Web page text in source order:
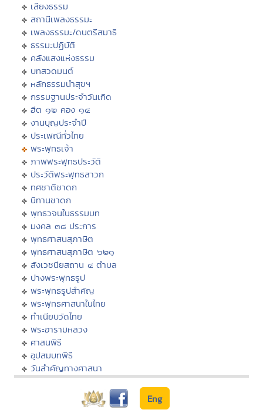
เสียงธรรม
สถานีเพลงธรรมะ
เพลงธรรมะ/ดนตรีสมาธิ
ธรรมะปฏิบัติ
คลังแสงแห่งธรรม
บทสวดมนต์
หลักธรรมนำสุขฯ
กรรมฐานประจำวันเกิด
ฮีต ๑๒ คอง ๑๔
งานบุญประจำปี
ประเพณีทั่วไทย
พระพุทธเจ้า
ภาพพระพุทธประวัติ
ประวัติพระพุทธสาวก
ทศชาติชาดก
นิทานชาดก
พุทธวจนในธรรมบท
มงคล ๓๘ ประการ
พุทธศาสนสุภาษิต
พุทธศาสนสุภาษิต ๖๒๑
สังเวชนียสถาน ๔ ตำบล
ปางพระพุทธรูป
พระพุทธรูปสำคัญ
พระพุทธศาสนาในไทย
ทำเนียบวัดไทย
พระอารามหลวง
ศาสนพิธี
อุปสมบทพิธี
วันสำคัญทางศาสนา
Eng